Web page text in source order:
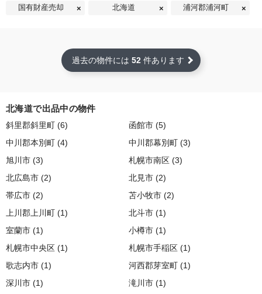
国有財産売却 北海道 浦河郡浦河町
過去の物件には 52 件あります
北海道で出品中の物件
斜里郡斜里町 (6) 函館市 (5)
中川郡本別町 (4) 中川郡幕別町 (3)
旭川市 (3) 札幌市南区 (3)
北広島市 (2) 北見市 (2)
帯広市 (2) 苫小牧市 (2)
上川郡上川町 (1) 北斗市 (1)
室蘭市 (1) 小樽市 (1)
札幌市中央区 (1) 札幌市手稲区 (1)
歌志内市 (1) 河西郡芽室町 (1)
深川市 (1) 滝川市 (1)